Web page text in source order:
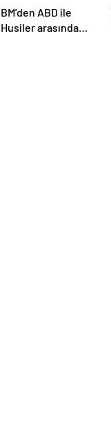
BM’den ABD ile
Husiler arasında